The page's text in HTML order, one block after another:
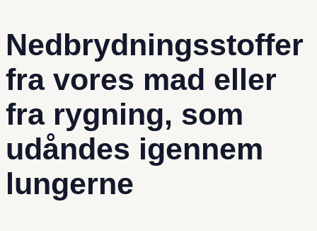
Nedbrydningsstoffer
fra vores mad eller
fra rygning, som
udåndes igennem
lungerne